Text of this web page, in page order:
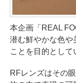
本企画「REAL
潜む鮮やかな色や
ことを目的として
RFレンズはその